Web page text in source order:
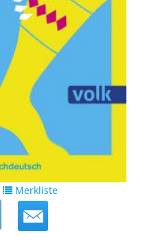
Merkliste